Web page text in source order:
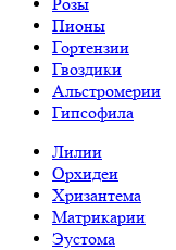
Пионы
Гортензии
Гвоздики
Альстромерии
Гипсофила
Лилии
Орхидеи
Хризантема
Матрикарии
Эустома